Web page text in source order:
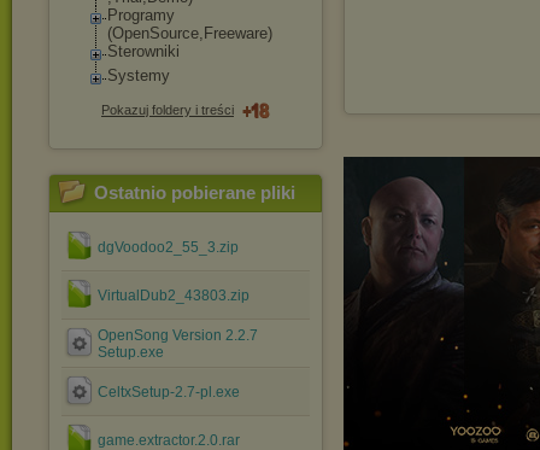
Programy
(OpenSource,Freeware)
Sterowniki
Systemy
Pokazuj foldery i treści
Ostatnio pobierane pliki
dgVoodoo2_55_3.zip
VirtualDub2_43803.zip
OpenSong Version 2.2.7
Setup.exe
CeltxSetup-2.7-pl.exe
game.extractor.2.0.rar